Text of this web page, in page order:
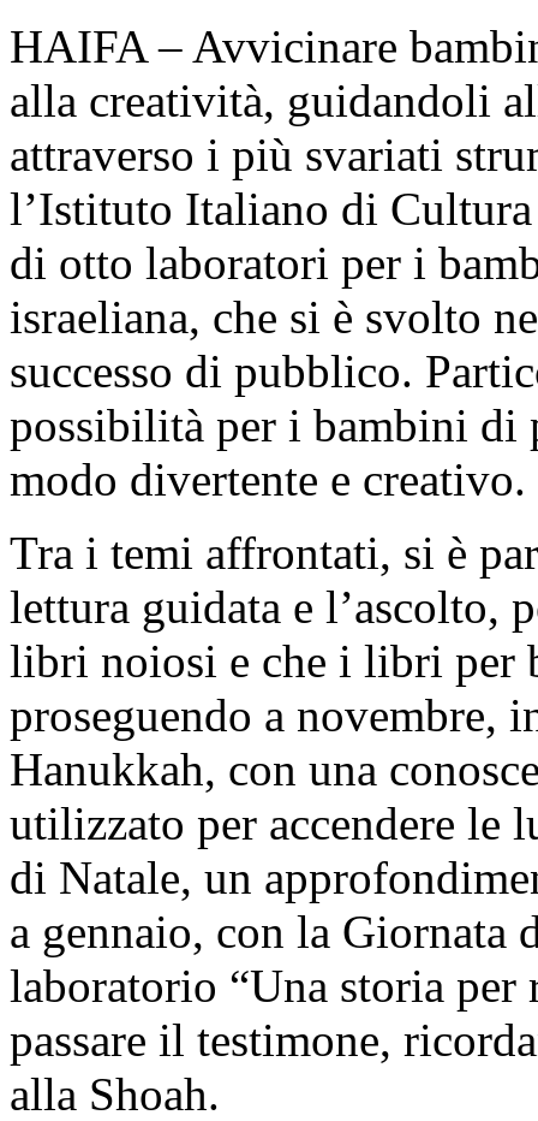
HAIFA – Avvicinare
alla creatività, guidandoli
attraverso i più svariati
l’Istituto Italiano di
di otto laboratori per i
israeliana, che si è svolto
successo di pubblico.
possibilità per i bambini di
modo divertente e creativo.
Tra i temi affrontati, si è
lettura guidata e l’ascolto,
libri noiosi e che i libri per
proseguendo a novembre,
Hanukkah, con una
utilizzato per accendere le
di Natale, un
a gennaio, con la Giornata
laboratorio “Una storia
passare il testimone,
alla Shoah.